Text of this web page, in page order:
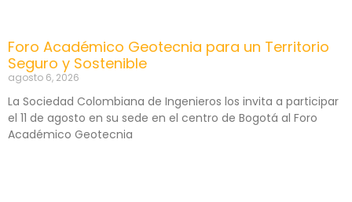
Foro Académico Geotecnia para un Territorio
Seguro y Sostenible
agosto 6, 2026
La Sociedad Colombiana de Ingenieros los invita a participar
el 11 de agosto en su sede en el centro de Bogotá al Foro
Académico Geotecnia